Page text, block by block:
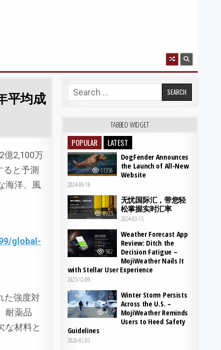
平均成
億2,100万
と予測
海洋、風
global-
た強度対
耐薬品
な材料と
Search for:
TABBED WIDGET
POPULAR LATEST
11356
DogFender Announces
the Launch of All-New
Website
2024-09-18
8925
无忧国际汇，带您轻
松掌握实时汇率
2024-03-15
502
Weather Forecast App
Review: Ditch the
Decision Fatigue –
MojiWeather Nails It
with Stellar User Experience
2025-12-09
490
Winter Storm Persists
Across the U.S. –
MojiWeather Reminds
Users to Heed Safety
Guidelines
2026-02-03